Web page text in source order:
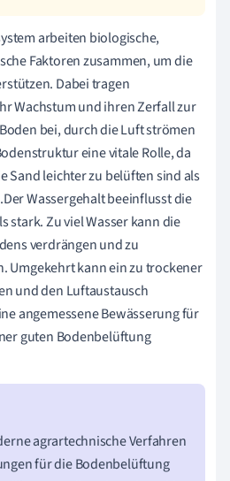
arbeiten biologische,
Faktoren zusammen, um die
Dabei tragen
Wachstum und ihren Zerfall zur
bei, durch die Luft strömen
eine vitale Rolle, da
Sand leichter zu belüften sind als
Wassergehalt beeinflusst die
stark. Zu viel Wasser kann die
verdrängen und zu
Umgekehrt kann ein zu trockener
und den Luftaustausch
angemessene Bewässerung für
guten Bodenbelüftung
agrartechnische Verfahren
für die Bodenbelüftung